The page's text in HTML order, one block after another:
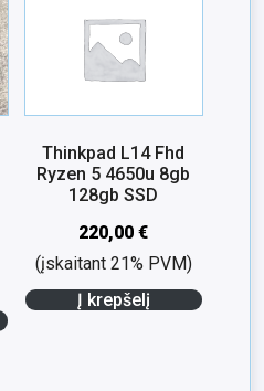
Thinkpad L14 Fhd
Ryzen 5 4650u 8gb
128gb SSD
220,00€
(įskaitant 21% PVM)
Į krepšelį